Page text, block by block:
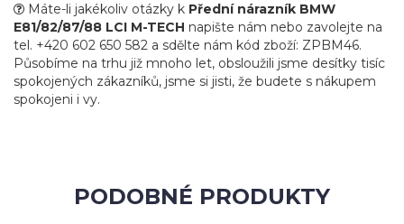
Máte-li jakékoliv otázky k Přední nárazník BMW
E81/82/87/88 LCI M-TECH napište nám nebo zavolejte na
tel. +420 602 650 582 a sdělte nám kód zboží: ZPBM46.
Působíme na trhu již mnoho let, obsloužili jsme desítky tisíc
spokojených zákazníků, jsme si jisti, že budete s nákupem
spokojeni i vy.
PODOBNÉ PRODUKTY